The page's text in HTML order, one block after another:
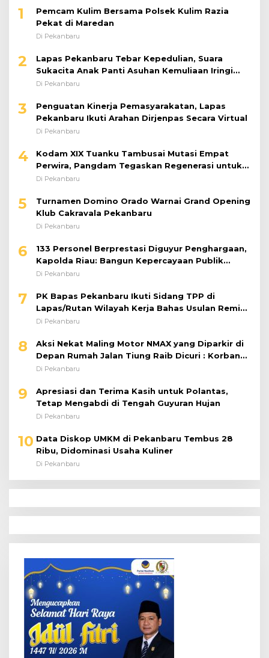
1
Pemcam Kulim Bersama Polsek Kulim Razia
Pekat di Maredan
Di Pekanbaru
2
Lapas Pekanbaru Tebar Kepedulian, Suara
Sukacita Anak Panti Asuhan Kemuliaan Iringi
Bantuan Sosial
Di Pekanbaru
3
Penguatan Kinerja Pemasyarakatan, Lapas
Pekanbaru Ikuti Arahan Dirjenpas Secara Virtual
Di Pekanbaru
4
Kodam XIX Tuanku Tambusai Mutasi Empat
Perwira, Pangdam Tegaskan Regenerasi untuk
Perkuat Kinerja Satuan
Di Pekanbaru
5
Turnamen Domino Orado Warnai Grand Opening
Klub Cakravala Pekanbaru
Di Pekanbaru
6
133 Personel Berprestasi Diguyur Penghargaan,
Kapolda Riau: Bangun Kepercayaan Publik
dengan Karya Nyata
Di Pekanbaru
7
PK Bapas Pekanbaru Ikuti Sidang TPP di
Lapas/Rutan Wilayah Kerja Bahas Usulan Remisi
Umum Jelang Hari Kemerdekaan
Di Pekanbaru
8
Aksi Nekat Maling Motor NMAX yang Diparkir di
Depan Rumah Jalan Tiung Raib Dicuri : Korban
Minta Pelaku Ditangkap Pihak Kepolisian
Di Pekanbaru
9
Apresiasi dan Terima Kasih untuk Polantas,
Tetap Mengabdi di Tengah Guyuran Hujan
Di Pekanbaru
10 Data Diskop UMKM di Pekanbaru Tembus 28
Ribu, Didominasi Usaha Kuliner
Di Pekanbaru